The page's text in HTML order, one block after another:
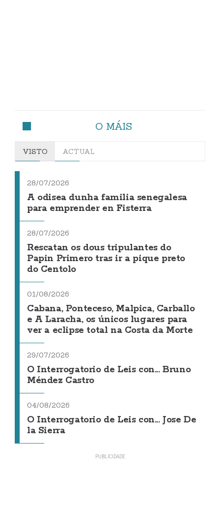
O MÁIS
VISTO ACTUAL
28/07/2026
A odisea dunha familia senegalesa
para emprender en Fisterra
28/07/2026
Rescatan os dous tripulantes do
Papin Primero tras ir a pique preto
do Centolo
01/08/2026
Cabana, Ponteceso, Malpica, Carballo
e A Laracha, os únicos lugares para
ver a eclipse total na Costa da Morte
29/07/2026
O Interrogatorio de Leis con... Bruno
Méndez Castro
04/08/2026
O Interrogatorio de Leis con... Jose De
la Sierra